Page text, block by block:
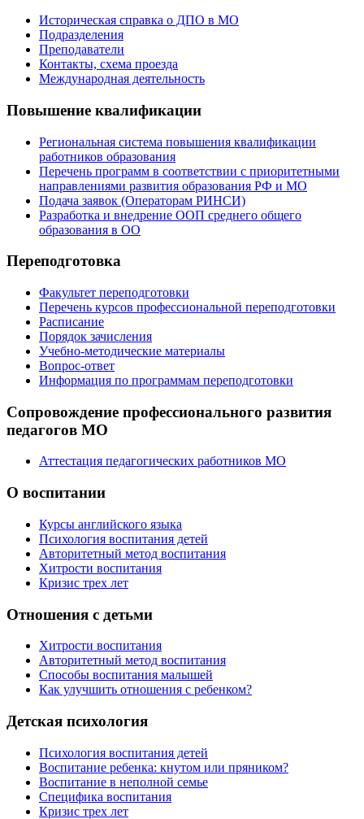
Историческая справка о ДПО в МО
Подразделения
Преподаватели
Контакты, схема проезда
Международная деятельность
Повышение квалификации
Региональная система повышения квалификации
работников образования
Перечень программ в соответствии с приоритетными
направлениями развития образования РФ и МО
Подача заявок (Операторам РИНСИ)
Разработка и внедрение ООП среднего общего
образования в ОО
Переподготовка
Факультет переподготовки
Перечень курсов профессиональной переподготовки
Расписание
Порядок зачисления
Учебно-методические материалы
Вопрос-ответ
Информация по программам переподготовки
Сопровождение профессионального развития
педагогов МО
Аттестация педагогических работников МО
О воспитании
Курсы английского языка
Психология воспитания детей
Авторитетный метод воспитания
Хитрости воспитания
Кризис трех лет
Отношения с детьми
Хитрости воспитания
Авторитетный метод воспитания
Способы воспитания малышей
Как улучшить отношения с ребенком?
Детская психология
Психология воспитания детей
Воспитание ребенка: кнутом или пряником?
Воспитание в неполной семье
Специфика воспитания
Кризис трех лет